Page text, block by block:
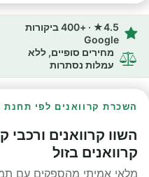
4.5★ · +400 ביקורות
Google
מחירים סופיים, ללא
עמלות נסתרות
השכרת קרוואנים לפי תחנת
השוו קרוואנים
קרוואנים בזול
מלאי אמיתי מהספקים עם